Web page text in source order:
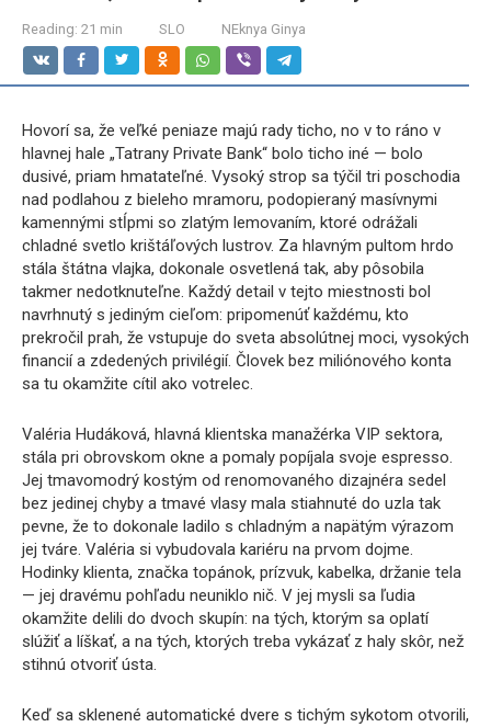
Reading: 21 min SLO NEknya Ginya
Hovorí sa, že veľké peniaze majú rady ticho, no v to ráno v
hlavnej hale „Tatrany Private Bank“ bolo ticho iné — bolo
dusivé, priam hmatateľné. Vysoký strop sa týčil tri poschodia
nad podlahou z bieleho mramoru, podopieraný masívnymi
kamennými stĺpmi so zlatým lemovaním, ktoré odrážali
chladné svetlo krištáľových lustrov. Za hlavným pultom hrdo
stála štátna vlajka, dokonale osvetlená tak, aby pôsobila
takmer nedotknuteľne. Každý detail v tejto miestnosti bol
navrhnutý s jediným cieľom: pripomenúť každému, kto
prekročil prah, že vstupuje do sveta absolútnej moci, vysokých
financií a zdedených privilégií. Človek bez miliónového konta
sa tu okamžite cítil ako votrelec.
Valéria Hudáková, hlavná klientska manažérka VIP sektora,
stála pri obrovskom okne a pomaly popíjala svoje espresso.
Jej tmavomodrý kostým od renomovaného dizajnéra sedel
bez jedinej chyby a tmavé vlasy mala stiahnuté do uzla tak
pevne, že to dokonale ladilo s chladným a napätým výrazom
jej tváre. Valéria si vybudovala kariéru na prvom dojme.
Hodinky klienta, značka topánok, prízvuk, kabelka, držanie tela
— jej dravému pohľadu neuniklo nič. V jej mysli sa ľudia
okamžite delili do dvoch skupín: na tých, ktorým sa oplatí
slúžiť a líškať, a na tých, ktorých treba vykázať z haly skôr, než
stihnú otvoriť ústa.
Keď sa sklenené automatické dvere s tichým sykotom otvorili,